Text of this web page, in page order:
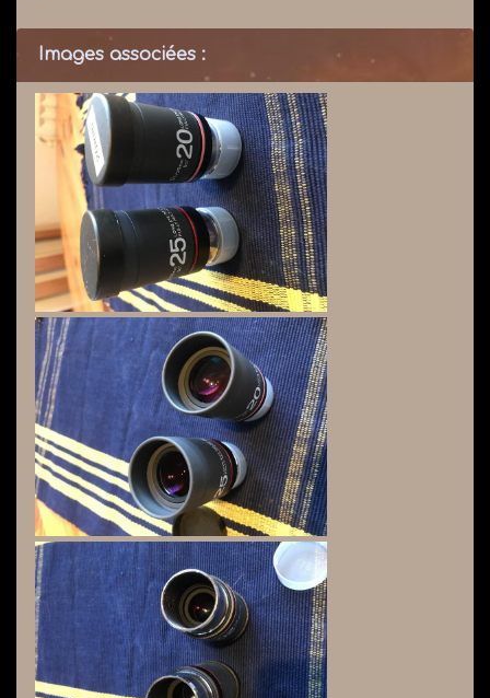
Images associées :